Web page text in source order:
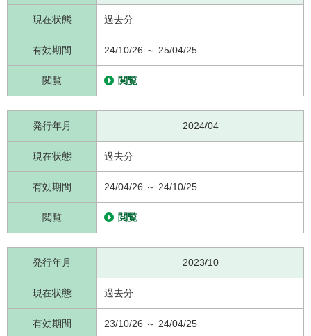
現在状態 過去分
有効期間 24/10/26 ～ 25/04/25
閲覧 閲覧
発行年月 2024/04
現在状態 過去分
有効期間 24/04/26 ～ 24/10/25
閲覧 閲覧
発行年月 2023/10
現在状態 過去分
有効期間 23/10/26 ～ 24/04/25